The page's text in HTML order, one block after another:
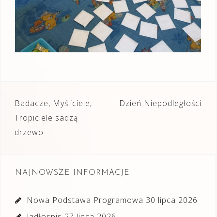
Nawigacja
wpisu
Badacze, Myśliciele,
Tropiciele sadzą
drzewo
Dzień Niepodległości
NAJNOWSZE INFORMACJE
Nowa Podstawa Programowa 30 lipca 2026